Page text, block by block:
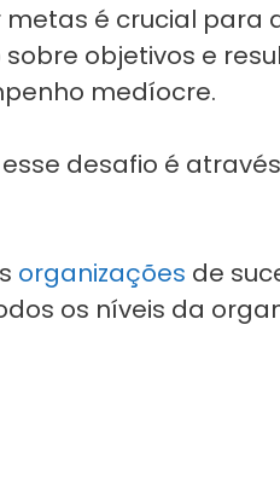
é crucial para
objetivos e
medíocre.
desafio é
organizações de
os níveis da